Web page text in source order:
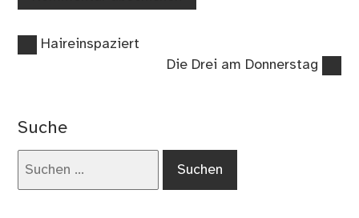
Beitragsnavigation
Vorheriger
Haireinspaziert
Nächster
Die Drei am Donnerstag
Suche